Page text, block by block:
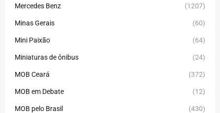
Mercedes Benz (1207)
Minas Gerais (60)
Mini Paixão (64)
Miniaturas de ônibus (24)
MOB Ceará (372)
MOB em Debate (12)
MOB pelo Brasil (430)